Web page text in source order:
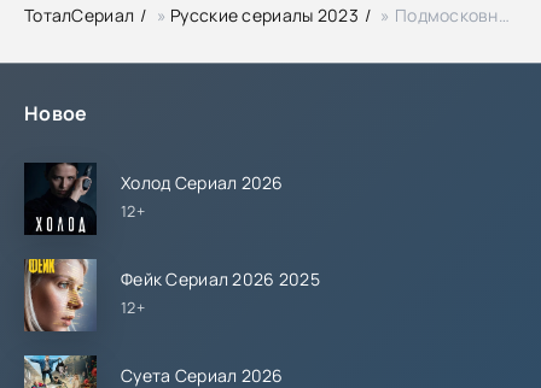
Новое
Холод Сериал 2026
12+
Фейк Сериал 2026 2025
12+
Суета Сериал 2026
ТоталСериал » Русские сериалы 2023 » Подмосковная кадриль (2023)